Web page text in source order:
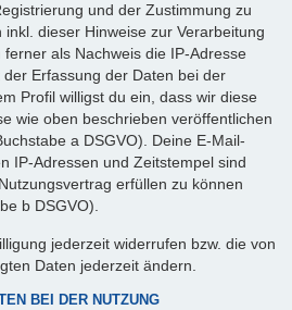
und der Zustimmung zu
dieser Hinweise zur Verarbeitung
als Nachweis die IP-Adresse
Erfassung der Daten bei der
Profil willigst du ein, dass wir diese
wie oben beschrieben veröffentlichen
a DSGVO). Deine E-Mail-
IP-Adressen und Zeitstempel sind
erfüllen zu können
b DSGVO).
jederzeit widerrufen bzw. die von
Daten jederzeit ändern.
BEI DER NUTZUNG